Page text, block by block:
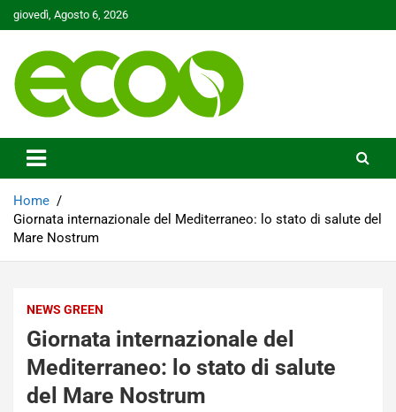
Skip
to
giovedì, Agosto 6, 2026
Ecoo.it
Home
Giornata internazionale del Mediterraneo: lo stato di salute del
Mare Nostrum
NEWS GREEN
Giornata internazionale del
Mediterraneo: lo stato di salute
del Mare Nostrum